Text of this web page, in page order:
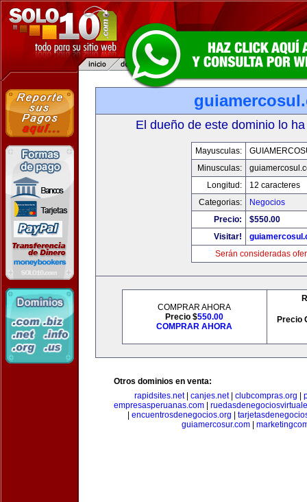
El dueño de este dominio lo
Mayusculas:
Minusculas:
Longitud:
12 caracteres
Categorias:
Negocios
Precio:
$550.00
Visitar!
Serán consideradas
COMPRAR AHORA
Precio $550.00
COMPRAR AHORA
Precio
Otros dominios en venta:
rapidsites.net| canjes.net| clubcompras.org
empresasperuanas.com
encuentrosdenegocios.org
guiamercosur.com